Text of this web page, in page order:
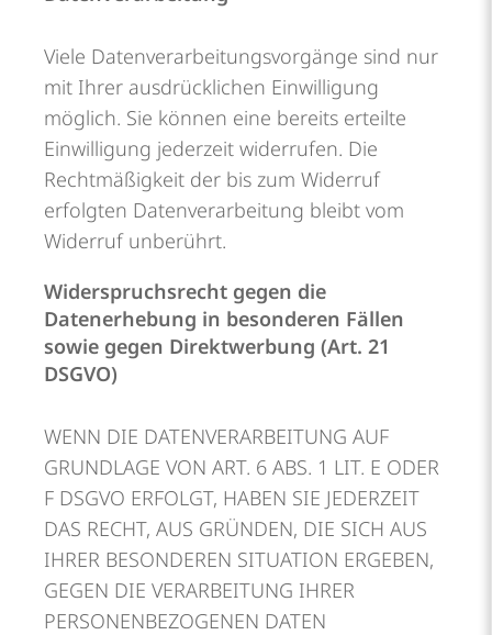
Viele Datenverarbeitungsvorgänge sind nur
mit Ihrer ausdrücklichen Einwilligung
möglich. Sie können eine bereits erteilte
Einwilligung jederzeit widerrufen. Die
Rechtmäßigkeit der bis zum Widerruf
erfolgten Datenverarbeitung bleibt vom
Widerruf unberührt.
Widerspruchsrecht gegen die
Datenerhebung in besonderen Fällen
sowie gegen Direktwerbung (Art. 21
DSGVO)
WENN DIE DATENVERARBEITUNG AUF
GRUNDLAGE VON ART. 6 ABS. 1 LIT. E ODER
F DSGVO ERFOLGT, HABEN SIE JEDERZEIT
DAS RECHT, AUS GRÜNDEN, DIE SICH AUS
IHRER BESONDEREN SITUATION ERGEBEN,
GEGEN DIE VERARBEITUNG IHRER
PERSONENBEZOGENEN DATEN